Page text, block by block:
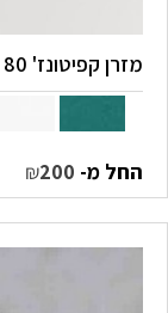
מזרן קפיטונז' 80 ס"מ
החל מ- ₪200